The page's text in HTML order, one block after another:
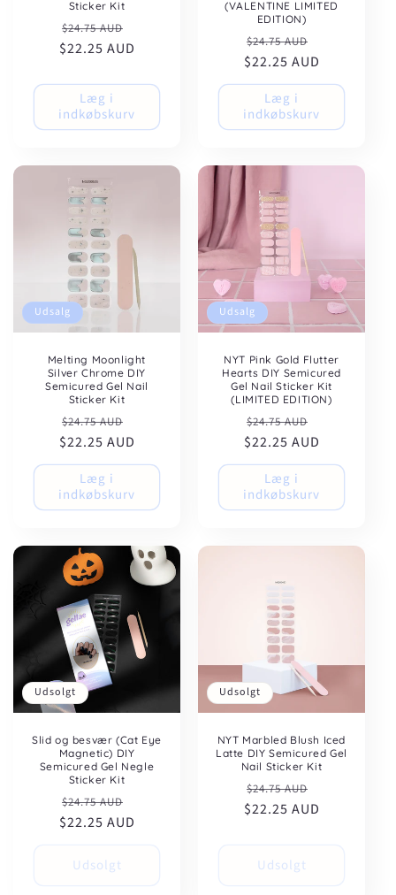
Sticker Kit
Normalpris
$24.75 AUD
$22.25 AUD
Læg i
indkøbskurv
(VALENTINE LIMITED
EDITION)
Normalpris
$24.75 AUD
$22.25 AUD
Læg i
indkøbskurv
Udsalg
Melting Moonlight
Silver Chrome DIY
Semicured Gel Nail
Sticker Kit
Normalpris
$24.75 AUD
$22.25 AUD
Læg i
indkøbskurv
Udsalg
NYT Pink Gold Flutter
Hearts DIY Semicured
Gel Nail Sticker Kit
(LIMITED EDITION)
Normalpris
$24.75 AUD
$22.25 AUD
Læg i
indkøbskurv
Udsolgt
Slid og besvær (Cat Eye
Magnetic) DIY
Semicured Gel Negle
Sticker Kit
Normalpris
$24.75 AUD
$22.25 AUD
Udsolgt
Udsolgt
NYT Marbled Blush Iced
Latte DIY Semicured Gel
Nail Sticker Kit
Normalpris
$24.75 AUD
$22.25 AUD
Udsolgt